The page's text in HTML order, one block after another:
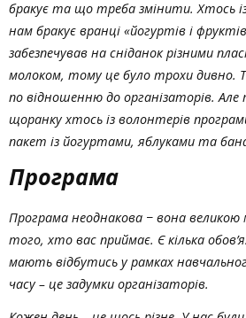
бракує та що треба змінити. Хтось
нам бракує вранці «йогуртів і
забезпечував на сніданок різними
молоком, тому це було трохи дивно.
по відношенню до організаторів.
щоранку хтось із волонтерів
пакет із йогуртами, яблуками та
Програма
Програма неоднакова − вона великою
того, хто вас приймає. Є кілька
мають відбутись у рамках
часу – це задумки організаторів.